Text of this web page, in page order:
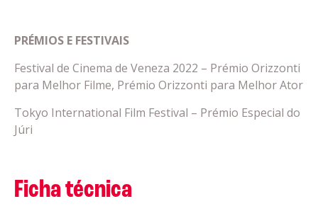
PRÉMIOS E FESTIVAIS
Festival de Cinema de Veneza 2022 – Prémio Orizzonti
para Melhor Filme, Prémio Orizzonti para Melhor Ator
Tokyo International Film Festival – Prémio Especial do
Júri
Ficha técnica